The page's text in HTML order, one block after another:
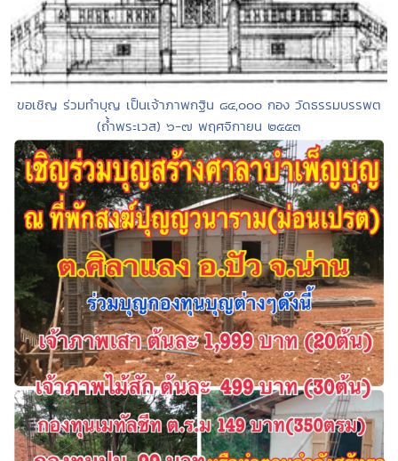
ขอเชิญ ร่วมทำบุญ เป็นเจ้าภาพกฐิน ๘๔,๐๐๐ กอง วัดธรรมบรรพต
(ถ้ำพระเวส) ๖-๗ พฤศจิกายน ๒๕๕๓